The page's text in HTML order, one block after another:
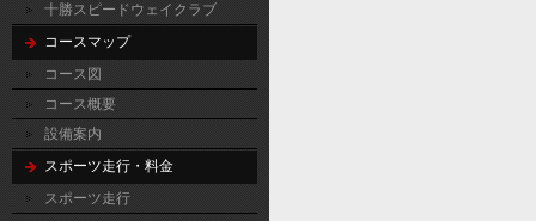
十勝スピードウェイクラブ
コースマップ
コース図
コース概要
設備案内
スポーツ走行・料金
スポーツ走行